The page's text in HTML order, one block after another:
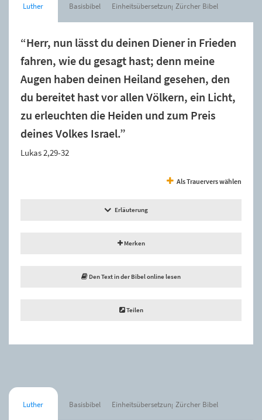
Luther Basisbibel Einheitsübersetzung Zürcher Bibel
“Herr, nun lässt du deinen Diener in Frieden
fahren, wie du gesagt hast; denn meine
Augen haben deinen Heiland gesehen, den
du bereitet hast vor allen Völkern, ein Licht,
zu erleuchten die Heiden und zum Preis
deines Volkes Israel.”
Lukas 2,29-32
Als Trauervers wählen
Erläuterung
Merken
Den Text in der Bibel online lesen
Teilen
Luther Basisbibel Einheitsübersetzung Zürcher Bibel